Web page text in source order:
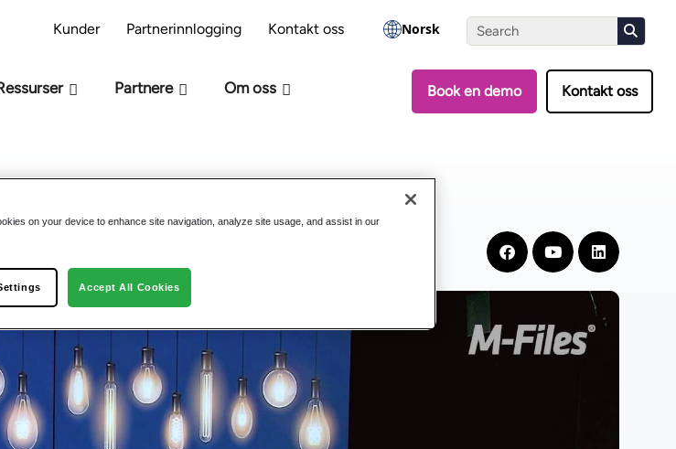
Kunder Partnerinnlogging Kontakt oss Norsk
Partnere Om oss Book en demo Kontakt oss
i M-Files
– Er du klar for AI? Ta AI-vurderingen
on your device to enhance site navigation, analyze site usage, and assist in our
Accept All Cookies